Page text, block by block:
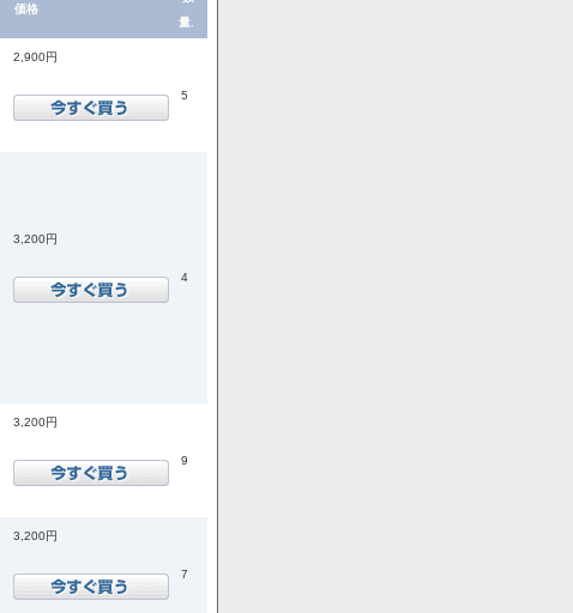
価格
量.
2,900円
5
3,200円
4
3,200円
9
3,200円
7